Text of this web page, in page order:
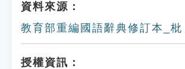
資料來源：
教育部重編國語辭典修訂本_枇
授權資訊：